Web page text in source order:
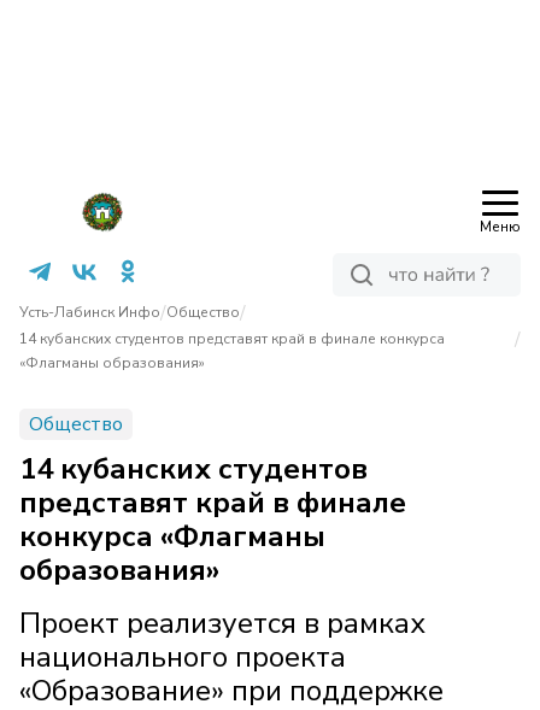
Меню
Усть-Лабинск Инфо/Общество/
14 кубанских студентов представят край в финале конкурса
«Флагманы образования»
/
Общество
14 кубанских студентов
представят край в финале
конкурса «Флагманы
образования»
Проект реализуется в рамках
национального проекта
«Образование» при поддержке